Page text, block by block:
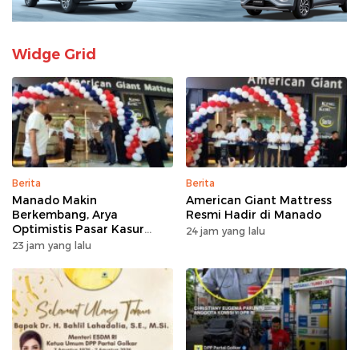
Widge Grid
Berita
Manado Makin
Berkembang, Arya
Optimistis Pasar Kasur
Premium Tumbuh
23 jam yang lalu
Berita
American Giant Mattress
Resmi Hadir di Manado
24 jam yang lalu